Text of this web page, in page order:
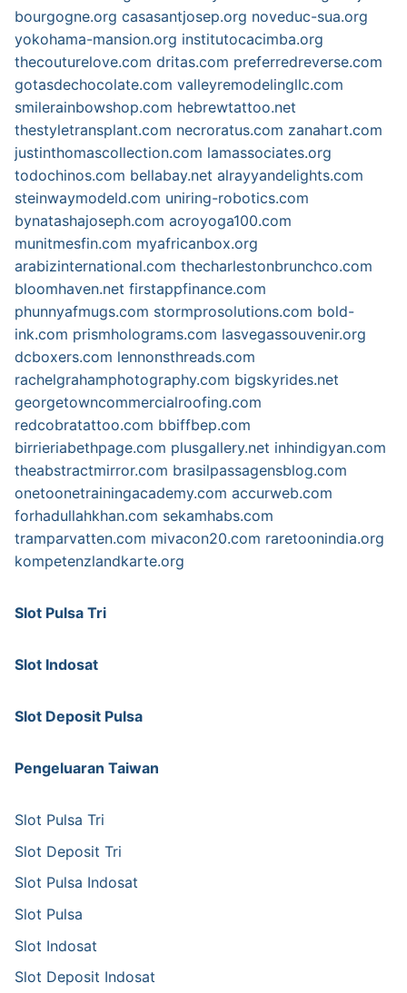
bourgogne.org casasantjosep.org noveduc-sua.org
yokohama-mansion.org institutocacimba.org
thecouturelove.com dritas.com preferredreverse.com
gotasdechocolate.com valleyremodelingllc.com
smilerainbowshop.com hebrewtattoo.net
thestyletransplant.com necroratus.com zanahart.com
justinthomascollection.com lamassociates.org
todochinos.com bellabay.net alrayyandelights.com
steinwaymodeld.com uniring-robotics.com
bynatashajoseph.com acroyoga100.com
munitmesfin.com myafricanbox.org
arabizinternational.com thecharlestonbrunchco.com
bloomhaven.net firstappfinance.com
phunnyafmugs.com stormprosolutions.com bold-
ink.com prismholograms.com lasvegassouvenir.org
dcboxers.com lennonsthreads.com
rachelgrahamphotography.com bigskyrides.net
georgetowncommercialroofing.com
redcobratattoo.com bbiffbep.com
birrieriabethpage.com plusgallery.net inhindigyan.com
theabstractmirror.com brasilpassagensblog.com
onetoonetrainingacademy.com accurweb.com
forhadullahkhan.com sekamhabs.com
tramparvatten.com mivacon20.com raretoonindia.org
kompetenzlandkarte.org
Slot Pulsa Tri
Slot Indosat
Slot Deposit Pulsa
Pengeluaran Taiwan
Slot Pulsa Tri
Slot Deposit Tri
Slot Pulsa Indosat
Slot Pulsa
Slot Indosat
Slot Deposit Indosat